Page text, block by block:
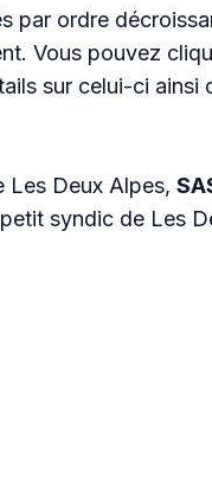
par ordre
Vous pouvez
sur celui-ci ainsi
Les Deux Alpes,
syndic de Les